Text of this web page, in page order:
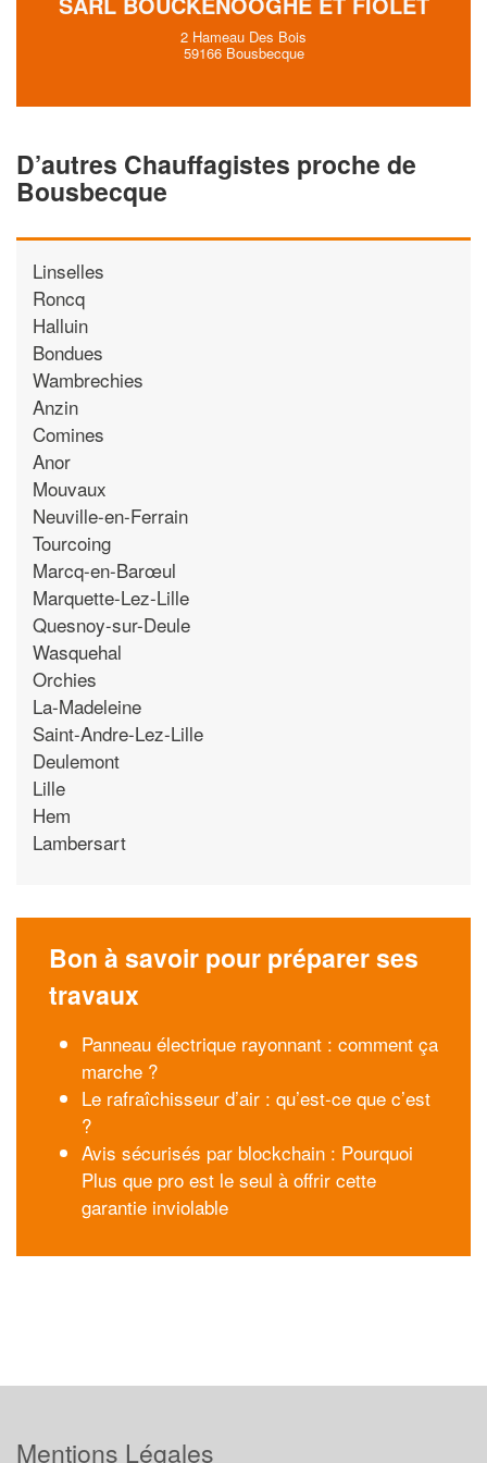
2 Hameau Des Bois
59166 Bousbecque
D’autres Chauffagistes proche de
Bousbecque
Linselles
Roncq
Halluin
Bondues
Wambrechies
Anzin
Comines
Anor
Mouvaux
Neuville-en-Ferrain
Tourcoing
Marcq-en-Barœul
Marquette-Lez-Lille
Quesnoy-sur-Deule
Wasquehal
Orchies
La-Madeleine
Saint-Andre-Lez-Lille
Deulemont
Lille
Hem
Lambersart
Bon à savoir pour préparer ses
travaux
Panneau électrique rayonnant : comment ça
marche ?
Le rafraîchisseur d’air : qu’est-ce que c’est
?
Avis sécurisés par blockchain : Pourquoi
Plus que pro est le seul à offrir cette
garantie inviolable
Mentions Légales